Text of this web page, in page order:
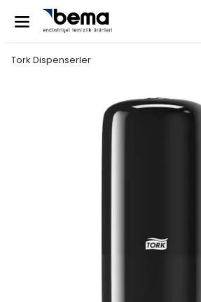
Tork Dispenserler